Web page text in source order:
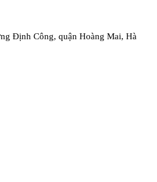
Định Công, quận Hoàng Mai, Hà